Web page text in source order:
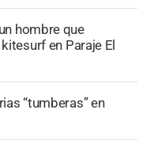
hombre que
en Paraje El
“tumberas” en